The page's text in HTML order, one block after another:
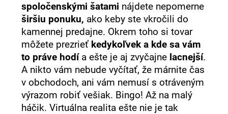
spoločenskými šatami nájdete nepomerne
širšiu ponuku, ako keby ste vkročili do
kamennej predajne. Okrem toho si tovar
môžete prezrieť kedykoľvek a kde sa vám
to práve hodí a ešte je aj zvyčajne lacnejší.
A nikto vám nebude vyčítať, že márnite čas
v obchodoch, ani vám nemusí s otráveným
výrazom robiť vešiak. Bingo! Až na malý
háčik. Virtuálna realita ešte nie je tak